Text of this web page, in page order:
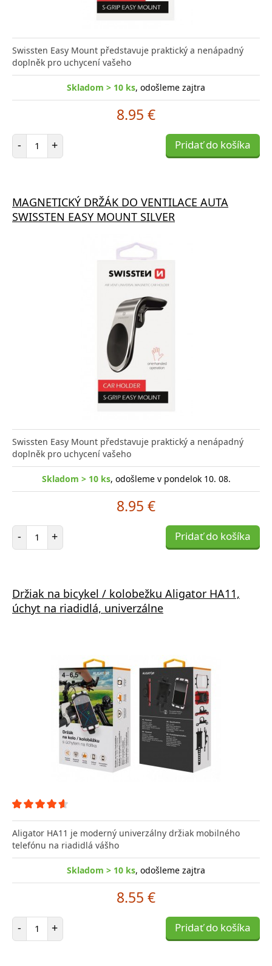
Swissten Easy Mount představuje praktický a nenápadný
doplněk pro uchycení vašeho
Skladom > 10 ks, odošleme zajtra
8.95 €
- Počet položiek
+ Pridať do košíka
MAGNETICKÝ DRŽÁK DO VENTILACE AUTA
SWISSTEN EASY MOUNT SILVER
Swissten Easy Mount představuje praktický a nenápadný
doplněk pro uchycení vašeho
Skladom > 10 ks, odošleme v pondelok 10. 08.
8.95 €
- Počet položiek
+ Pridať do košíka
Držiak na bicykel / kolobežku Aligator HA11,
úchyt na riadidlá, univerzálne
Aligator HA11 je moderný univerzálny držiak mobilného
telefónu na riadidlá vášho
Skladom > 10 ks, odošleme zajtra
8.55 €
- Počet položiek
+ Pridať do košíka